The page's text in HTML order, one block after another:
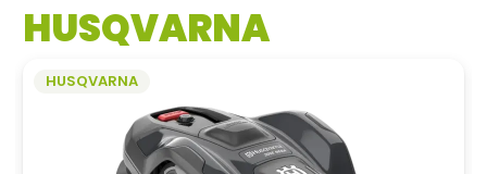
HUSQVARNA
HUSQVARNA